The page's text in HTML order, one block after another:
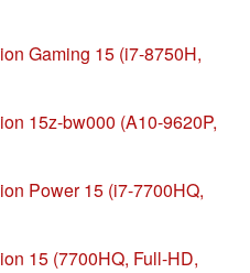
Gaming 15 (i7-8750H,
15z-bw000 (A10-9620P,
Power 15 (i7-7700HQ,
15 (7700HQ, Full-HD,